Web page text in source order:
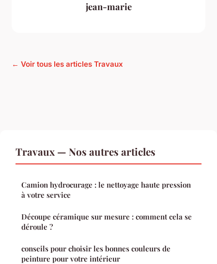
jean-marie
← Voir tous les articles Travaux
Travaux — Nos autres articles
Camion hydrocurage : le nettoyage haute pression
à votre service
Découpe céramique sur mesure : comment cela se
déroule ?
conseils pour choisir les bonnes couleurs de
peinture pour votre intérieur